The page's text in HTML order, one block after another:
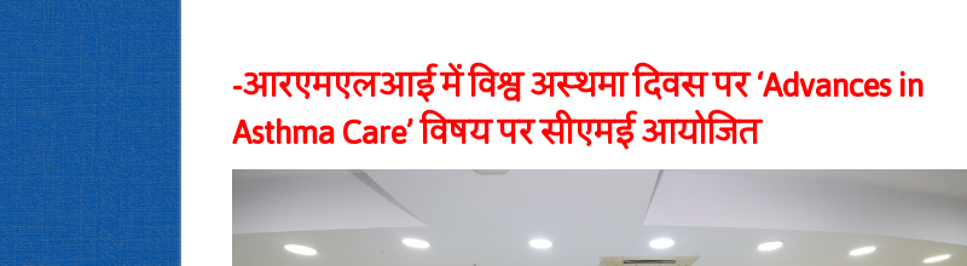
-आरएमएलआई में विश्व अस्थमा दिवस पर ‘Advances in
Asthma Care’ विषय पर सीएमई आयोजित